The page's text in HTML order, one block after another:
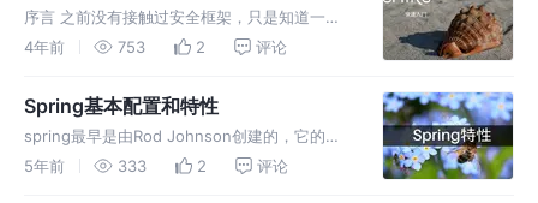
序言 之前没有接触过安全框架，只是知道一些
RBAC权限设计的思路，然后自己用过滤器来实
但是使用框架更香呀对吧，更少的配置，更少的
代码，来吧！ 一. shiro
4年前 753 2 评论
Spring基本配置和特性
spring最早是由Rod Johnson创建的，它的根
本使命就是解决企业级应用开发的复杂性，即简
5年前 333 2 评论